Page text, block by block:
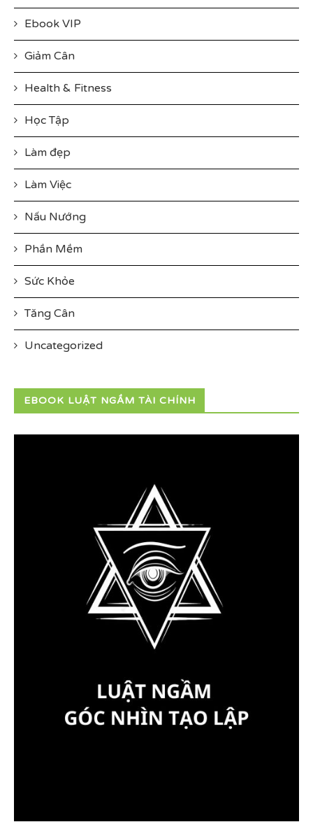
Ebook VIP
Giảm Cân
Health & Fitness
Học Tập
Làm đẹp
Làm Việc
Nấu Nướng
Phần Mềm
Sức Khỏe
Tăng Cân
Uncategorized
EBOOK LUẬT NGẦM TÀI CHÍNH